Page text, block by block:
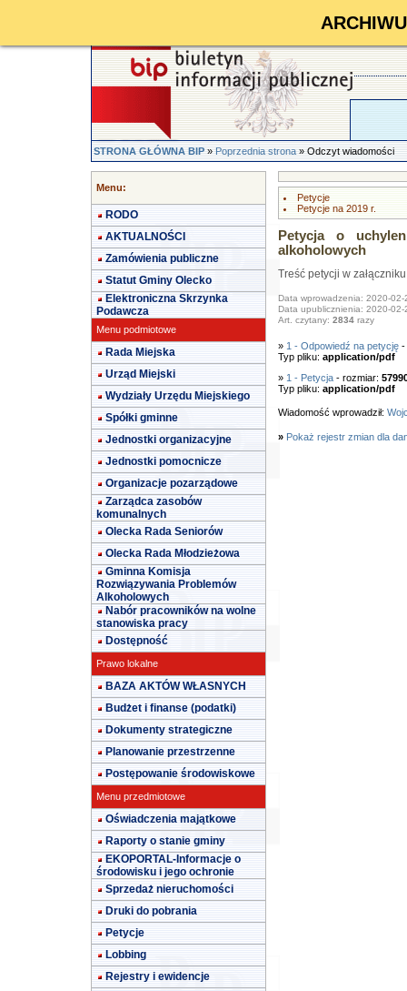
STRONA GŁÓWNA BIP»Poprzednia strona» Odczyt wiadomości
Menu:
RODO
AKTUALNOŚCI
Zamówienia publiczne
Statut Gminy Olecko
Elektroniczna Skrzynka
Podawcza
Menu podmiotowe
Rada Miejska
Urząd Miejski
Wydziały Urzędu Miejskiego
Spółki gminne
Jednostki organizacyjne
Jednostki pomocnicze
Organizacje pozarządowe
Zarządca zasobów
komunalnych
Olecka Rada Seniorów
Olecka Rada Młodzieżowa
Gminna Komisja
Rozwiązywania Problemów
Alkoholowych
Nabór pracowników na wolne
stanowiska pracy
Dostępność
Prawo lokalne
BAZA AKTÓW WŁASNYCH
Budżet i finanse (podatki)
Dokumenty strategiczne
Planowanie przestrzenne
Postępowanie środowiskowe
Menu przedmiotowe
Oświadczenia majątkowe
Raporty o stanie gminy
EKOPORTAL-Informacje o
środowisku i jego ochronie
Sprzedaż nieruchomości
Druki do pobrania
Petycje
Lobbing
Rejestry i ewidencje
Petycje
Petycje na 2019 r.
Petycja o
alkoholowych
Treść petycji w załączniku
Data wprowadzenia: 2020-02-
Data upublicznienia: 2020-02-
Art. czytany: 2834razy
» 1 - Odpowiedź na petycję-
Typ pliku: application/pdf
» 1 - Petycja- rozmiar:
Typ pliku: application/pdf
Wiadomość wprowadził:
» Pokaż rejestr zmian dla